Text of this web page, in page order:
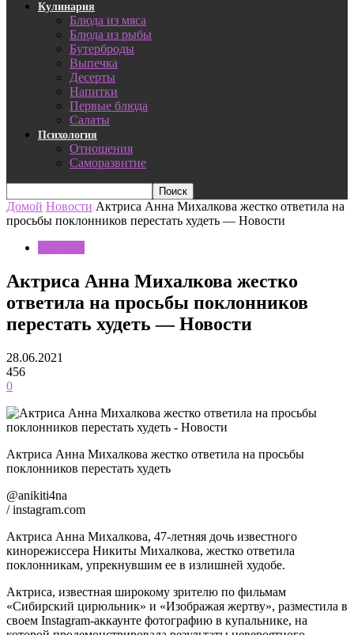
Кулинария
Блюда из мяса
Блюда из рыбы
Бутерброды
Выпечка
Десерты
Напитки
Первые блюда
Салаты
Психология
Отношения
Саморазвитие
Домой Новости Актриса Анна Михалкова жестко ответила на
просьбы поклонников перестать худеть — Новости
Актриса Анна Михалкова жестко
ответила на просьбы поклонников
перестать худеть — Новости
28.06.2021
456
0
Актриса Анна Михалкова жестко ответила на просьбы
поклонников перестать худеть
@anikiti4na
/ instagram.com
Актриса Анна Михалкова, 47-летняя дочь известного
кинорежиссера Никиты Михалкова, жестко ответила
поклонникам, упрекнувшим ее в излишней худобе.
Актриса, известная широкому зрителю по фильмам
«Сибирский цирюльник» и «Изображая жертву», разместила в
своем Instagram-аккаунте фотографию в купальнике, на